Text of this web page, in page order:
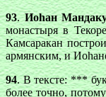
93.Иоhан
монастыря в
Камсаракан
армянским, и
94. В тексте: ***
более точно,